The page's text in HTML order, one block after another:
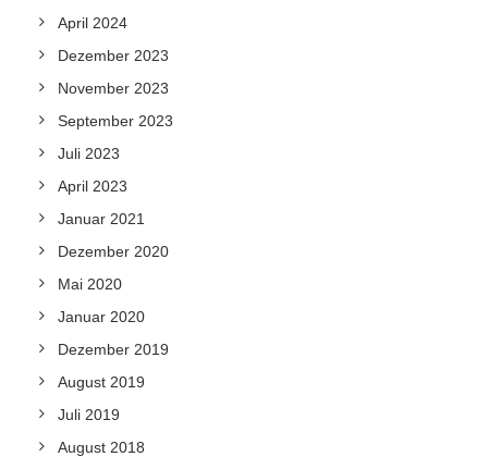
April 2024
Dezember 2023
November 2023
September 2023
Juli 2023
April 2023
Januar 2021
Dezember 2020
Mai 2020
Januar 2020
Dezember 2019
August 2019
Juli 2019
August 2018